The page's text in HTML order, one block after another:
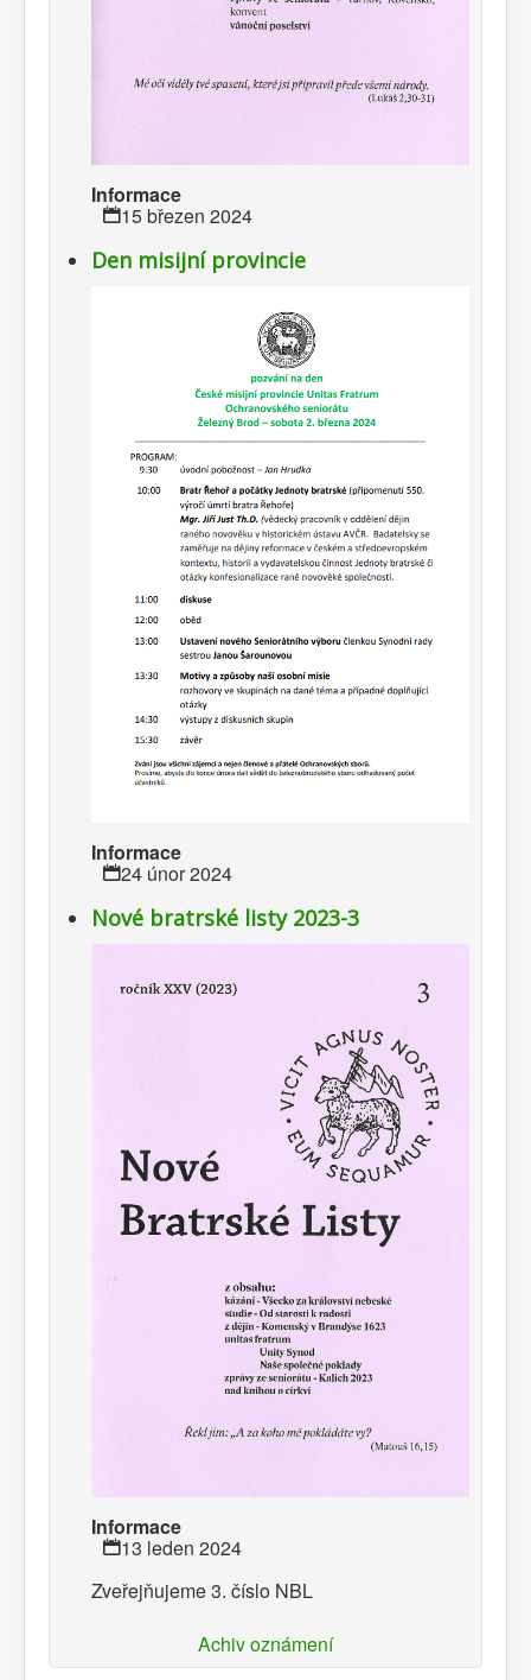
Informace
15 březen 2024
Den misijní provincie
Informace
24 únor 2024
Nové bratrské listy 2023-3
Informace
13 leden 2024
Zveřejňujeme 3. číslo NBL
Achiv oznámení